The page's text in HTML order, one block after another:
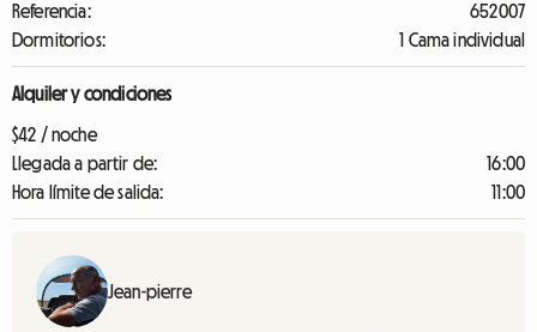
Referencia:
652007
Dormitorios:
1 Cama individual
Alquiler y condiciones
$42 / noche
Llegada a partir de:
16:00
Hora límite de salida:
11:00
Jean-pierre